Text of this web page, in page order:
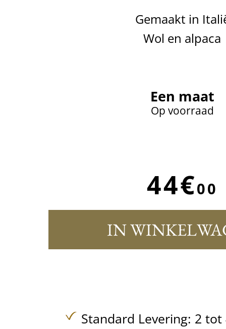
Gemaakt in
Wol en alpaca
Een maat
Op voorraad
44€00
IN
Standard Levering: 2